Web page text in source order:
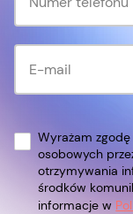
Wyrażam
osobowych
otrzymywania
środków
informacje w